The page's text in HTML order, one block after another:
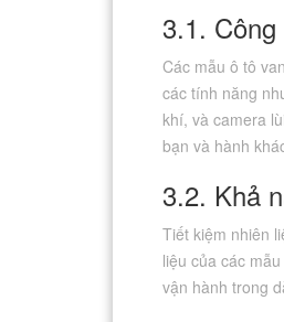
3.1.
Các mẫu ô tô
các tính năng
khí, và camera
bạn và hành
3.2. Khả
Tiết kiệm nhiên
liệu của các
vận hành trong